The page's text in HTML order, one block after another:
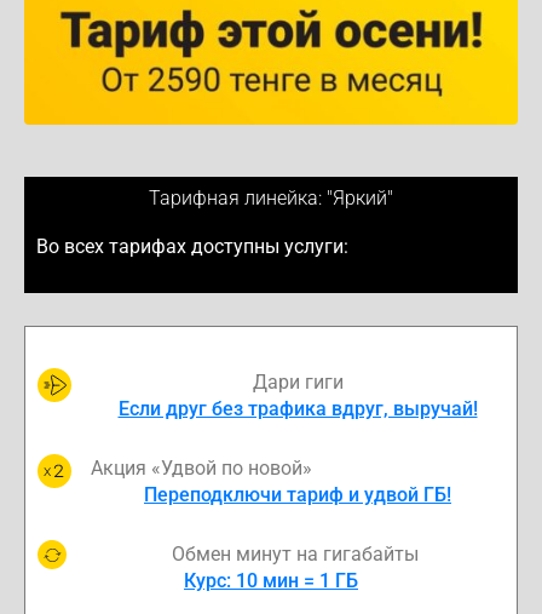
Тарифная линейка: "Яркий"
Во всех тарифах доступны услуги:
Дари гиги
Если друг без трафика вдруг, выручай!
Акция «Удвой по новой»
Переподключи тариф и удвой ГБ!
Обмен минут на гигабайты
Курс: 10 мин = 1 ГБ